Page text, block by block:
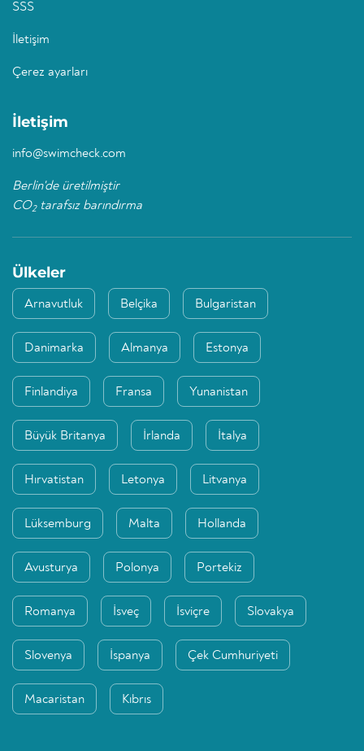
SSS
İletişim
Çerez ayarları
İletişim
info@swimcheck.com
Berlin'de üretilmiştir
CO2tarafsız barındırma
Ülkeler
Arnavutluk Belçika Bulgaristan
Danimarka Almanya Estonya
Finlandiya Fransa Yunanistan
Büyük Britanya İrlanda İtalya
Hırvatistan Letonya Litvanya
Lüksemburg Malta Hollanda
Avusturya Polonya Portekiz
Romanya İsveç İsviçre Slovakya
Slovenya İspanya Çek Cumhuriyeti
Macaristan Kıbrıs